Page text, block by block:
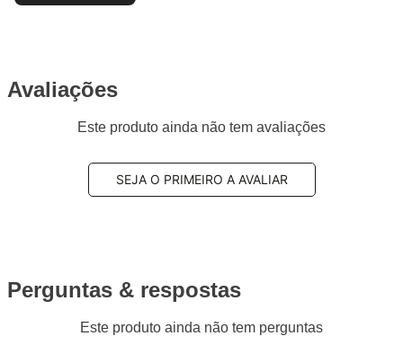
Avaliações
Este produto ainda não tem avaliações
SEJA O PRIMEIRO A AVALIAR
Perguntas & respostas
Este produto ainda não tem perguntas